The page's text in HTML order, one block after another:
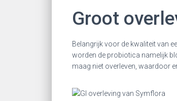
Groot
Belangrijk voor de kwaliteit van
worden de probiotica namelijk
maag niet overleven, waardoor